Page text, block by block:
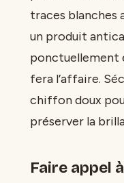
traces blanches
un produit
ponctuellement
fera l’affaire.
chiffon doux
préserver la
Faire appel